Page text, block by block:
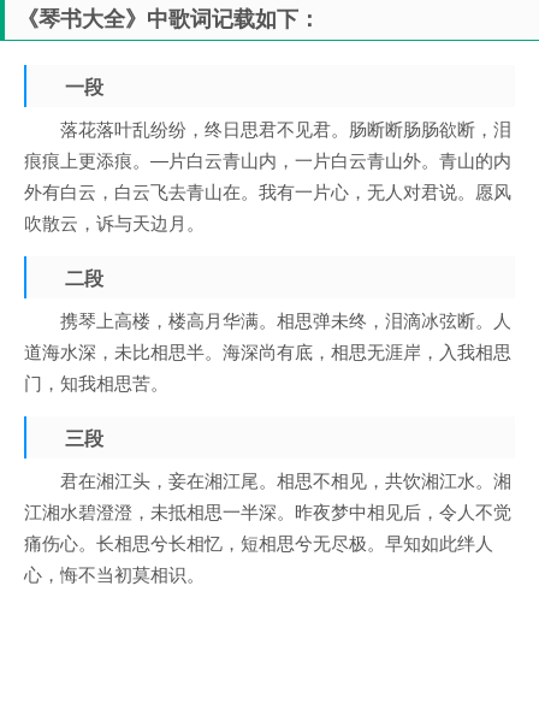
《琴书大全》中歌词记载如下：
一段
落花落叶乱纷纷，终日思君不见君。肠断断肠肠欲断，泪
痕痕上更添痕。—片白云青山内，一片白云青山外。青山的内
外有白云，白云飞去青山在。我有一片心，无人对君说。愿风
吹散云，诉与天边月。
二段
携琴上高楼，楼高月华满。相思弹未终，泪滴冰弦断。人
道海水深，未比相思半。海深尚有底，相思无涯岸，入我相思
门，知我相思苦。
三段
君在湘江头，妾在湘江尾。相思不相见，共饮湘江水。湘
江湘水碧澄澄，未抵相思一半深。昨夜梦中相见后，令人不觉
痛伤心。长相思兮长相忆，短相思兮无尽极。早知如此绊人
心，悔不当初莫相识。